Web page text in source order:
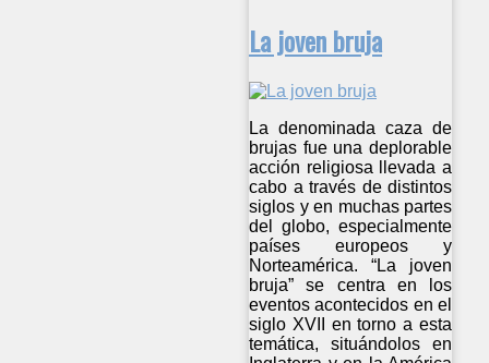
La joven bruja
La denominada caza de
brujas fue una deplorable
acción religiosa llevada a
cabo a través de distintos
siglos y en muchas partes
del globo, especialmente
países europeos y
Norteamérica. “La joven
bruja” se centra en los
eventos acontecidos en el
siglo XVII en torno a esta
temática, situándolos en